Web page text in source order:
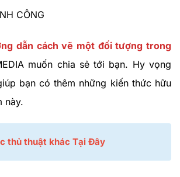
CÔNG
dẫn cách vẽ một đối tượng trong
muốn chia sẻ tới bạn. Hy vọng
bạn có thêm những kiến thức hữu
này.
thủ thuật khác Tại Đây